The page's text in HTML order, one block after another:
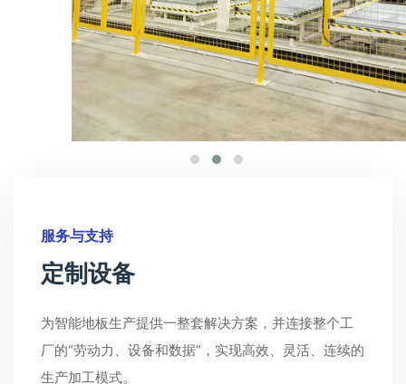
服务与支持
定制设备
为智能地板生产提供一整套解决方案，并连接整个工
厂的“劳动力、设备和数据”，实现高效、灵活、连续的
生产加工模式。